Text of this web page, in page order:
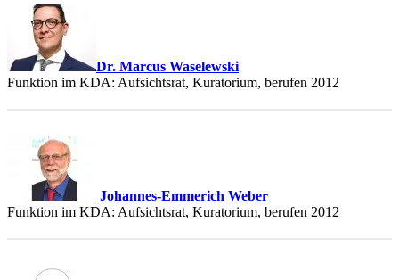
Dr. Marcus Waselewski
Funktion im KDA: Aufsichtsrat, Kuratorium, berufen 2012
Johannes-Emmerich Weber
Funktion im KDA: Aufsichtsrat, Kuratorium, berufen 2012